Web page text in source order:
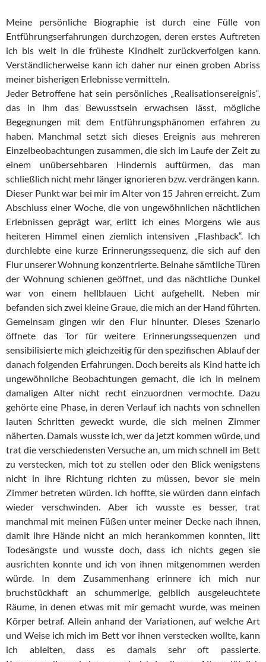
Meine persönliche Biographie ist durch eine Fülle von
Entführungserfahrungen durchzogen, deren erstes Auftreten
ich bis weit in die früheste Kindheit zurückverfolgen kann.
Verständlicherweise kann ich daher nur einen groben Abriss
meiner bisherigen Erlebnisse vermitteln.
Jeder Betroffene hat sein persönliches „Realisationsereignis“,
das in ihm das Bewusstsein erwachsen lässt, mögliche
Begegnungen mit dem Entführungsphänomen erfahren zu
haben. Manchmal setzt sich dieses Ereignis aus mehreren
Einzelbeobachtungen zusammen, die sich im Laufe der Zeit zu
einem unübersehbaren Hindernis auftürmen, das man
schließlich nicht mehr länger ignorieren bzw. verdrängen kann.
Dieser Punkt war bei mir im Alter von 15 Jahren erreicht. Zum
Abschluss einer Woche, die von ungewöhnlichen nächtlichen
Erlebnissen geprägt war, erlitt ich eines Morgens wie aus
heiteren Himmel einen ziemlich intensiven „Flashback“. Ich
durchlebte eine kurze Erinnerungssequenz, die sich auf den
Flur unserer Wohnung konzentrierte. Beinahe sämtliche Türen
der Wohnung schienen geöffnet, und das nächtliche Dunkel
war von einem hellblauen Licht aufgehellt. Neben mir
befanden sich zwei kleine Graue, die mich an der Hand führten.
Gemeinsam gingen wir den Flur hinunter. Dieses Szenario
öffnete das Tor für weitere Erinnerungssequenzen und
sensibilisierte mich gleichzeitig für den spezifischen Ablauf der
danach folgenden Erfahrungen. Doch bereits als Kind hatte ich
ungewöhnliche Beobachtungen gemacht, die ich in meinem
damaligen Alter nicht recht einzuordnen vermochte. Dazu
gehörte eine Phase, in deren Verlauf ich nachts von schnellen
lauten Schritten geweckt wurde, die sich meinen Zimmer
näherten. Damals wusste ich, wer da jetzt kommen würde, und
trat die verschiedensten Versuche an, um mich schnell im Bett
zu verstecken, mich tot zu stellen oder den Blick wenigstens
nicht in ihre Richtung richten zu müssen, bevor sie mein
Zimmer betreten würden. Ich hoffte, sie würden dann einfach
wieder verschwinden. Aber ich wusste es besser, trat
manchmal mit meinen Füßen unter meiner Decke nach ihnen,
damit ihre Hände nicht an mich herankommen konnten, litt
Todesängste und wusste doch, dass ich nichts gegen sie
ausrichten konnte und ich von ihnen mitgenommen werden
würde. In dem Zusammenhang erinnere ich mich nur
bruchstückhaft an schummerige, gelblich ausgeleuchtete
Räume, in denen etwas mit mir gemacht wurde, was meinen
Körper betraf. Allein anhand der Variationen, auf welche Art
und Weise ich mich im Bett vor ihnen verstecken wollte, kann
ich ableiten, dass es damals sehr oft passierte.